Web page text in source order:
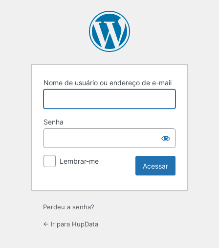
Nome de usuário ou endereço de e-mail
Senha
Lembrar-me
Perdeu a senha?
← Ir para HupData